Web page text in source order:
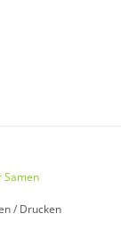
Samen
/ Drucken